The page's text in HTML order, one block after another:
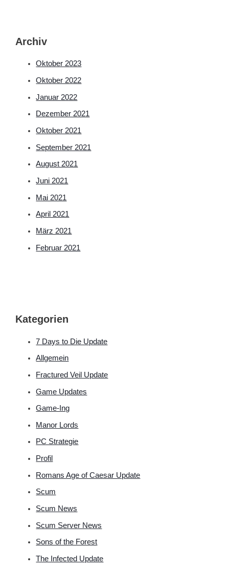
Archiv
Oktober 2023
Oktober 2022
Januar 2022
Dezember 2021
Oktober 2021
September 2021
August 2021
Juni 2021
Mai 2021
April 2021
März 2021
Februar 2021
Kategorien
7 Days to Die Update
Allgemein
Fractured Veil Update
Game Updates
Game-Ing
Manor Lords
PC Strategie
Profil
Romans Age of Caesar Update
Scum
Scum News
Scum Server News
Sons of the Forest
The Infected Update